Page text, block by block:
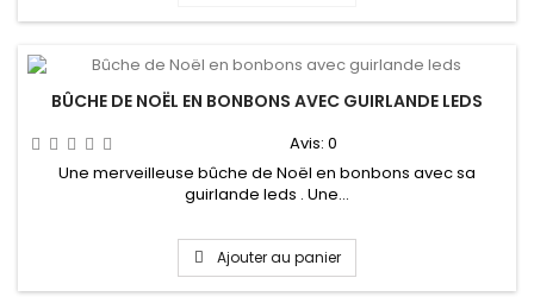
BÛCHE DE NOËL EN BONBONS AVEC GUIRLANDE LEDS
Avis: 0
Une merveilleuse bûche de Noël en bonbons avec sa
guirlande leds . Une...
Ajouter au panier